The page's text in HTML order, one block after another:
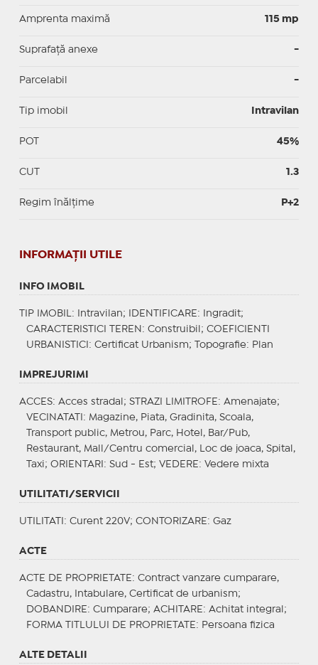
Amprenta maximă 115 mp
Suprafață anexe -
Parcelabil -
Tip imobil Intravilan
POT 45%
CUT 1.3
Regim înălțime P+2
INFORMAŢII UTILE
INFO IMOBIL
TIP IMOBIL : Intravilan; IDENTIFICARE : Ingradit;
CARACTERISTICI TEREN : Construibil; COEFICIENTI
URBANISTICI : Certificat Urbanism; Topografie: Plan
IMPREJURIMI
ACCES: Acces stradal; STRAZI LIMITROFE : Amenajate;
VECINATATI : Magazine, Piata, Gradinita, Scoala,
Transport public, Metrou, Parc, Hotel, Bar/Pub,
Restaurant, Mall/Centru comercial, Loc de joaca, Spital,
Taxi; ORIENTARI : Sud - Est; VEDERE : Vedere mixta
UTILITATI/SERVICII
UTILITATI : Curent 220V; CONTORIZARE : Gaz
ACTE
ACTE DE PROPRIETATE : Contract vanzare cumparare,
Cadastru, Intabulare, Certificat de urbanism;
DOBANDIRE : Cumparare; ACHITARE : Achitat integral;
FORMA TITLULUI DE PROPRIETATE : Persoana fizica
ALTE DETALII